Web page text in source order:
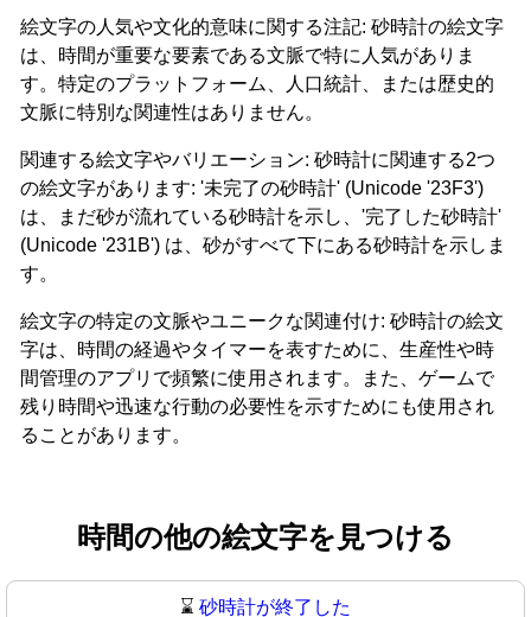
絵文字の人気や文化的意味に関する注記: 砂時計の絵文字
は、時間が重要な要素である文脈で特に人気がありま
す。特定のプラットフォーム、人口統計、または歴史的
文脈に特別な関連性はありません。
関連する絵文字やバリエーション: 砂時計に関連する2つ
の絵文字があります: '未完了の砂時計' (Unicode '23F3')
は、まだ砂が流れている砂時計を示し、'完了した砂時計'
(Unicode '231B') は、砂がすべて下にある砂時計を示しま
す。
絵文字の特定の文脈やユニークな関連付け: 砂時計の絵文
字は、時間の経過やタイマーを表すために、生産性や時
間管理のアプリで頻繁に使用されます。また、ゲームで
残り時間や迅速な行動の必要性を示すためにも使用され
ることがあります。
時間の他の絵文字を見つける
⌛ 砂時計が終了した